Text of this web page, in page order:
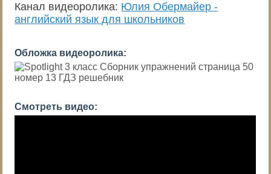
Канал видеоролика: Юлия Обермайер -
английский язык для школьников
Обложка видеоролика:
Смотреть видео: